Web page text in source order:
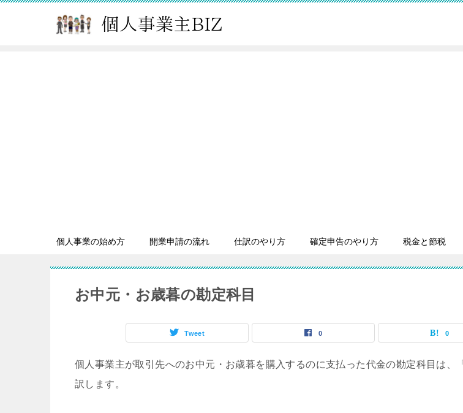
個人事業の始め方 開業申請の流れ 仕訳のやり方 確定申告のやり方 税金と節税
お中元・お歳暮の勘定科目
Tweet 0 0
個人事業主が取引先へのお中元・お歳暮を購入するのに支払った代金の勘定科目は、「
訳します。